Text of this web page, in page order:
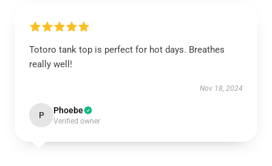
Totoro tank top is perfect for hot days. Breathes
really well!
Nov 18, 2024
P Phoebe
Verified owner